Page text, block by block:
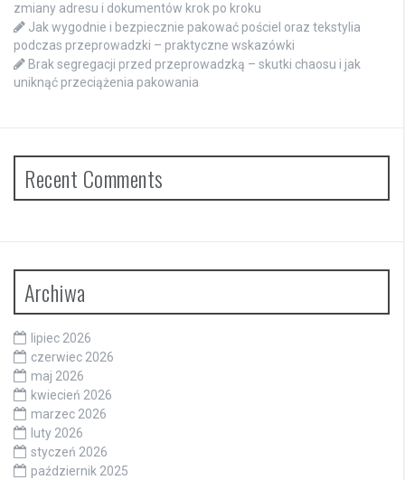
zmiany adresu i dokumentów krok po kroku
Jak wygodnie i bezpiecznie pakować pościel oraz tekstylia
podczas przeprowadzki – praktyczne wskazówki
Brak segregacji przed przeprowadzką – skutki chaosu i jak
uniknąć przeciążenia pakowania
Recent Comments
Archiwa
lipiec 2026
czerwiec 2026
maj 2026
kwiecień 2026
marzec 2026
luty 2026
styczeń 2026
październik 2025